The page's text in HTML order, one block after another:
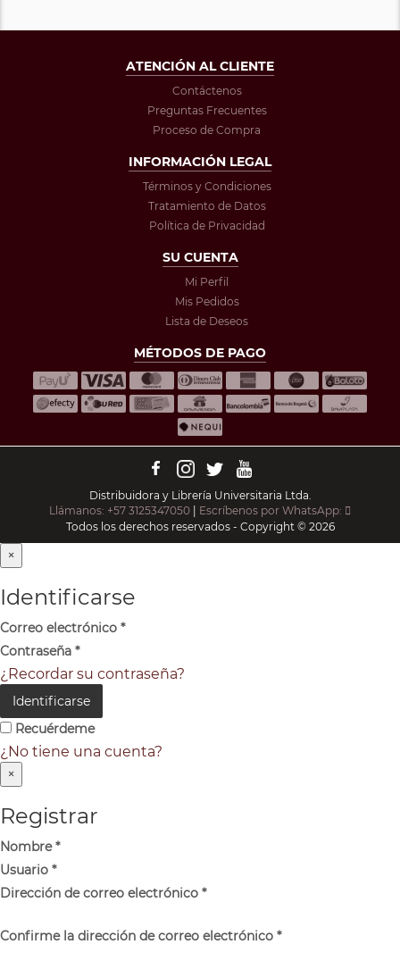
ATENCIÓN AL CLIENTE
Contáctenos
Preguntas Frecuentes
Proceso de Compra
INFORMACIÓN LEGAL
Términos y Condiciones
Tratamiento de Datos
Política de Privacidad
SU CUENTA
Mi Perfil
Mis Pedidos
Lista de Deseos
MÉTODOS DE PAGO
Distribuidora y Librería Universitaria Ltda.
Llámanos: +57 3125347050 | Escríbenos por WhatsApp:
Todos los derechos reservados - Copyright © 2026
×
Identificarse
Correo electrónico *
Contraseña *
¿Recordar su contraseña?
Identificarse
Recuérdeme
¿No tiene una cuenta?
×
Registrar
Nombre*
Usuario *
Dirección de correo electrónico *
Confirme la dirección de correo electrónico *